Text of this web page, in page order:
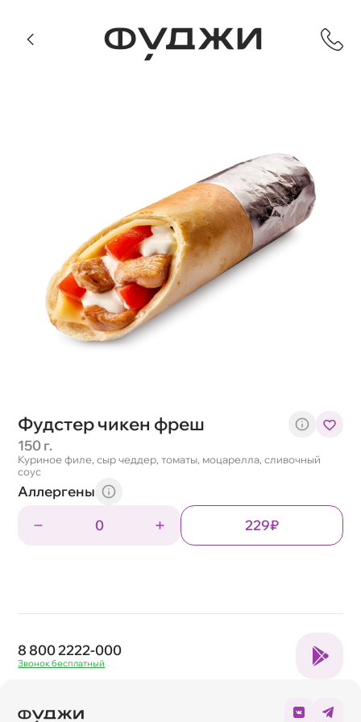
Фудстер чикен фреш
150 г.
Куриное филе, сыр чеддер, томаты, моцарелла, сливочный
соус
Аллергены
0
229₽
8 800 2222-000
Звонок бесплатный